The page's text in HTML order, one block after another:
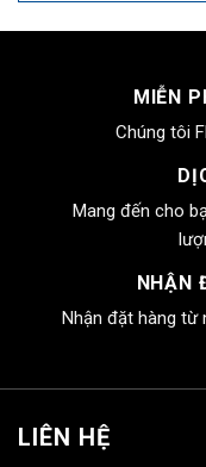
MIỄN
Chúng tôi
Mang đến cho
NHẬN
Nhận đặt hàng từ
LIÊN HỆ